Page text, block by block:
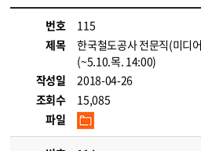
번호
115
제목
한국철도공사 전문직(미디
(~5.10.목. 14:00)
작성일
2018-04-26
조회수
15,085
파일